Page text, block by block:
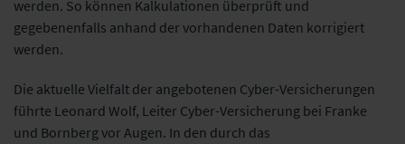
werden. So können Kalkulationen überprüft und
gegebenenfalls anhand der vorhandenen Daten korrigiert
werden.
Die aktuelle Vielfalt der angebotenen Cyber-Versicherungen
führte Leonard Wolf, Leiter Cyber-Versicherung bei Franke
und Bornberg vor Augen. In den durch das